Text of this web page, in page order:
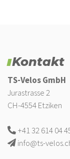
Kontakt
TS-Velos GmbH
Jurastrasse 2
CH-4554 Etziken
+41 32 614 04
info@ts-